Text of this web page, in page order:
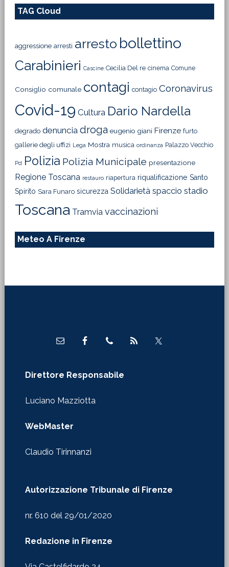
TAG Cloud
aggressione arresti arresto bollettino
Carabinieri Cascine Cecilia Del re cinema Comune
Consiglio comunale contagi contagio Coronavirus
Covid-19 Cultura Dario Nardella
degrado denuncia droga eugenio giani Firenze furto
gallerie degli uffizi Lega Mostra musica ordinanza Palazzo Vecchio
Pd Polizia Polizia Municipale presentazione
Regione Toscana restauro riapertura riqualificazione Santo
Spirito Sara Funaro sicurezza Solidarietà spaccio stadio
Toscana Tramvia vaccinazioni
Meteo A Firenze
Direttore Responsabile
Luciano Mazziotta
WebMaster
Claudio Tirinnanzi
Autorizzazione Tribunale di Firenze
nr. 610 del 29/01/2020
Redazione in Firenze